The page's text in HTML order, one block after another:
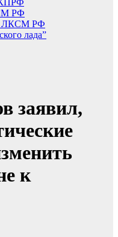
РФ
ЛКСМ РФ
лада”
заявил,
к